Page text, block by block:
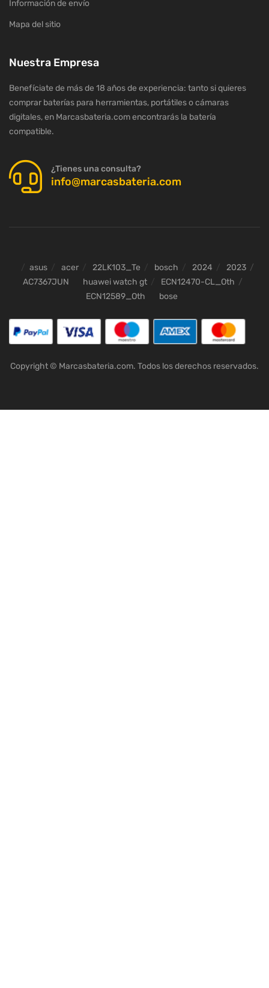
Información de envío
Mapa del sitio
Nuestra Empresa
Benefíciate de más de 18 años de experiencia: tanto si quieres
comprar baterías para herramientas, portátiles o cámaras
digitales, en Marcasbateria.com encontrarás la batería
compatible.
¿Tienes una consulta?
info@marcasbateria.com
asus acer 22LK103_Te bosch 2024
2023
AC7367JUN
huawei watch gt
ECN12470-CL_Oth
ECN12589_Oth
bose
Copyright © Marcasbateria.com. Todos los derechos reservados.